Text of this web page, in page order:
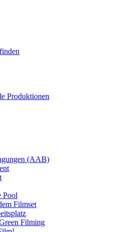
Produktionen
(AAB)
Pool
Filmset
Filming